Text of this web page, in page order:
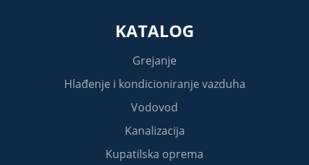
KATALOG
Grejanje
Hlađenje i kondicioniranje vazduha
Vodovod
Kanalizacija
Kupatilska oprema